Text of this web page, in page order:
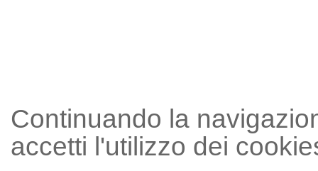
Continuando la
accetti l'utilizzo dei